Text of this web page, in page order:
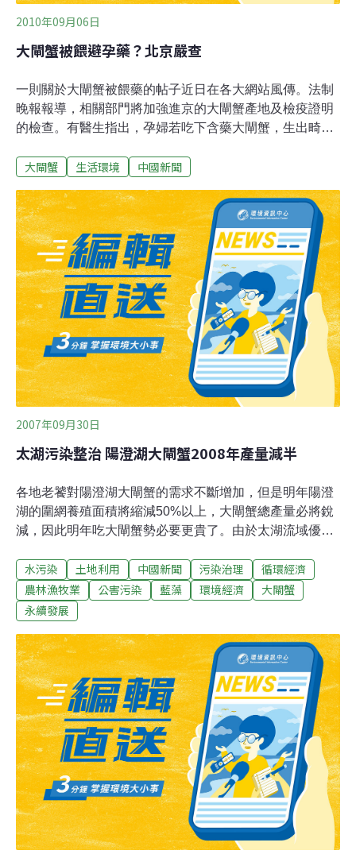
2010年09月06日
大閘蟹被餵避孕藥？北京嚴查
一則關於大閘蟹被餵藥的帖子近日在各大網站風傳。法制
晚報報導，相關部門將加強進京的大閘蟹產地及檢疫證明
的檢查。有醫生指出，孕婦若吃下含藥大閘蟹，生出畸胎
外國和港澳台的大閘蟹外，他們也會定期抽檢養殖中的大
蟹行業協會秘書處負責人表示，也聽說大閘蟹吃避孕藥的
傳聞。「我們的湖水是流動的，如果放藥，早就流走了，
根本不可能餵給大閘蟹吃。」報導提到，該負責人說，在
大閘蟹上市前，市場監督員都會對打撈、運輸的過程進行
監督。同時，北京方面的檢驗檢疫部門也會對大閘蟹進行
相關檢測。
大閘蟹 生活環境 中國新聞
2007年09月30日
太湖污染整治 陽澄湖大閘蟹2008年產量減半
各地老饕對陽澄湖大閘蟹的需求不斷增加，但是明年陽澄
湖的圍網養殖面積將縮減50%以上，大閘蟹總產量必將銳
減，因此明年吃大閘蟹勢必要更貴了。由於太湖流域優氧
個陽澄湖的圍網養殖面積，將從目前整體湖面面積的30%
下降到17%，養殖面積將從今年的8萬多畝縮減到3萬多
畝。因此估計明年陽澄湖大閘蟹的總產量，將從今年的
2100噸到2200噸，銳減到1000噸左右，螃蟹減少了，價
格上漲已是必然。
水污染 土地利用 中國新聞 污染治理
循環經濟
農林漁牧業
公害污染 藍藻 環境經濟
大閘蟹
永續發展